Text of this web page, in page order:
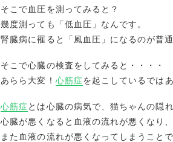
そこで血圧を測ってみると？
幾度測っても「低血圧」なんです。
腎臓病に罹ると「風血圧」になるのが普
そこで心臓の検査をしてみると・・・・
あらら大変！ 心筋症を起こしているでは
心筋症 とは心臓の病気で、猫ちゃんの隠
心臓が悪くなると血液の流れが悪くなり
また血液の流れが悪くなってしまうこと